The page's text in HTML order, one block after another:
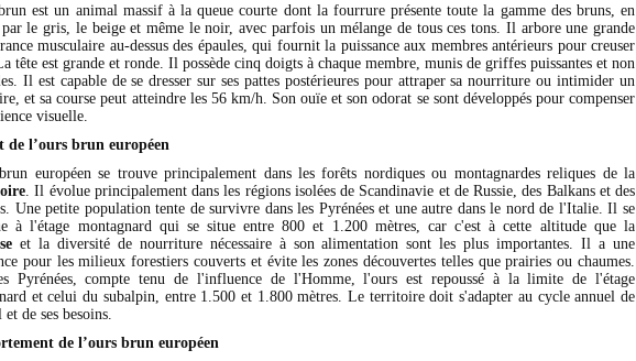
est un animal massif à la queue courte dont la fourrure présente toute la gamme des bruns, en
par le gris, le beige et même le noir, avec parfois un mélange de tous ces tons. Il arbore une grande
musculaire au-dessus des épaules, qui fournit la puissance aux membres antérieurs pour creuser
tête est grande et ronde. Il possède cinq doigts à chaque membre, munis de griffes puissantes et non
Il est capable de se dresser sur ses pattes postérieures pour attraper sa nourriture ou intimider un
et sa course peut atteindre les 56 km/h. Son ouïe et son odorat se sont développés pour compenser
visuelle.
de l’ours brun européen
européen se trouve principalement dans les forêts nordiques ou montagnardes reliques de la
. Il évolue principalement dans les régions isolées de Scandinavie et de Russie, des Balkans et des
Une petite population tente de survivre dans les Pyrénées et une autre dans le nord de l'Italie. Il se
à l'étage montagnard qui se situe entre 800 et 1.200 mètres, car c'est à cette altitude que la
et la diversité de nourriture nécessaire à son alimentation sont les plus importantes. Il a une
pour les milieux forestiers couverts et évite les zones découvertes telles que prairies ou chaumes.
Pyrénées, compte tenu de l'influence de l'Homme, l'ours est repoussé à la limite de l'étage
et celui du subalpin, entre 1.500 et 1.800 mètres. Le territoire doit s'adapter au cycle annuel de
de ses besoins.
de l’ours brun européen